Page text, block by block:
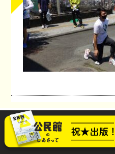
公民館のしあさってプロジェクト
future_kominkan